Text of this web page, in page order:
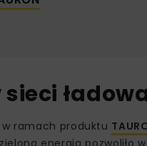
w ramach produktu
energią